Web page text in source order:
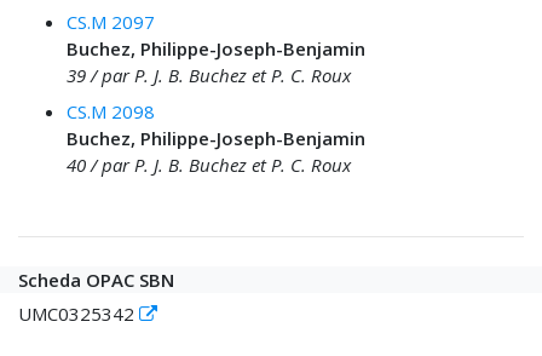
CS.M 2097
Buchez, Philippe-Joseph-Benjamin
39 / par P. J. B. Buchez et P. C. Roux
CS.M 2098
Buchez, Philippe-Joseph-Benjamin
40 / par P. J. B. Buchez et P. C. Roux
Scheda OPAC SBN
UMC0325342